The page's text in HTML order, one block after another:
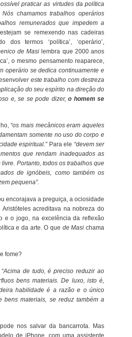
praticar as virtudes da política
chamamos trabalhos operários
remunerados que impedem a
se remexendo nas cadeiras
termos ‘política’, ‘operário’,
de Masi lembra que 2000 anos
o mesmo pensamento reaparece,
operário se dedica continuamente e
este trabalho com destreza
do seu espírito na direção do
e, se se pode dizer,o homem se
“os mais mecânicos eram aqueles
somente no uso do corpo e
espiritual.”Para ele “devem ser
que rendam inadequados as
Portanto, todos os trabalhos que
de ignóbeis, como também os
pequena”.
encorajava a preguiça, a ociosidade
Aristóteles acreditava na nobreza do
e o jogo, na excelência da reflexão
e da arte. O que de Masi chama
fome?
“Acima de tudo, é preciso reduzir ao
bens materiais. De luxo, isto é,
habilidade é a razão e o único
bens materiais, se reduz também a
nos salvar da bancarrota. Mas
de iPhone, com uma assistente